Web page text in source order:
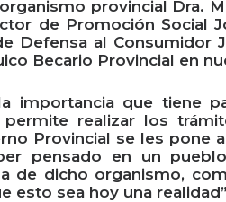
provincial Dra.
de Promoción Social
Defensa al Consumidor
Becario Provincial en
importancia que tiene
realizar los
Provincial se les pone
pensado en un
de dicho organismo,
esto sea hoy una